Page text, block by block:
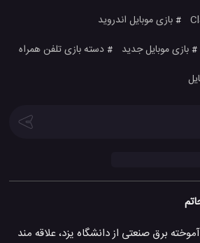
# بازی موبایل اندروید
# بازی موبایل جدید # دسته بازی تلفن همراه
برق صنعتی از دانشگاه یزد، علاقه مند